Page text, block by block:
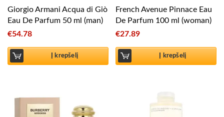
Giorgio Armani Acqua di Giò
Eau De Parfum 50 ml (man)
€54.78
Į krepšelį
French Avenue Pinnace Eau
De Parfum 100 ml (woman)
€27.89
Į krepšelį